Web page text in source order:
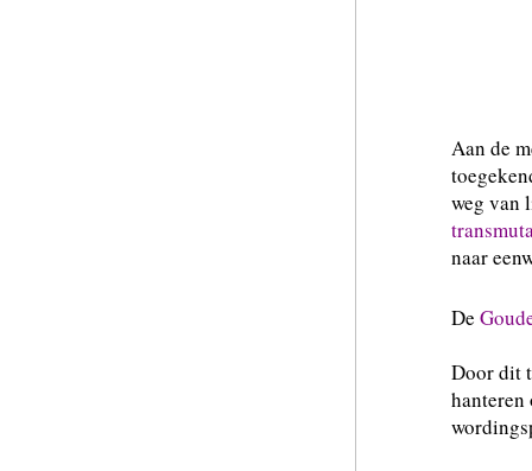
Aan de
weg van
naar
De
Door dit
hanteren